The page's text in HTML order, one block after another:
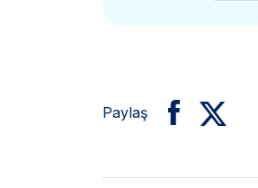
Paylaş